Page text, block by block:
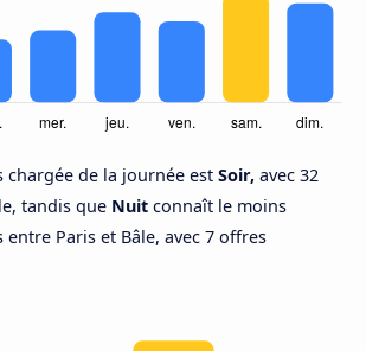
chargée de la journée est Soir, avec 32
tandis que Nuit connaît le moins
Paris et Bâle, avec 7 offres